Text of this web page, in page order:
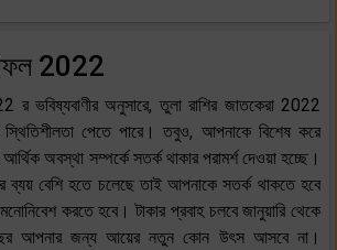
2022
র ভবিষ্যবাণীর অনুসারে, তুলা রাশির জাতকেরা 2022
পেতে পারে। তবুও, আপনাকে বিশেষ করে
আর্থিক অবস্থা সম্পর্কে সতর্ক থাকার পরামর্শ দেওয়া হচ্ছে।
ব্যয় বেশি হতে চলেছে তাই আপনাকে সতর্ক থাকতে হবে
করতে হবে। টাকার প্রবাহ চলবে জানুয়ারি থেকে
আপনার জন্য আয়ের নতুন কোন উৎস আসবে না।